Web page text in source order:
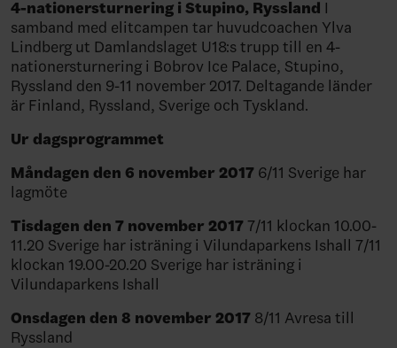
4-nationersturnering i Stupino, Ryssland I
samband med elitcampen tar huvudcoachen Ylva
Lindberg ut Damlandslaget U18:s trupp till en 4-
nationersturnering i Bobrov Ice Palace, Stupino,
Ryssland den 9-11 november 2017. Deltagande länder
är Finland, Ryssland, Sverige och Tyskland.
Ur dagsprogrammet
Måndagen den 6 november 2017 6/11 Sverige har
lagmöte
Tisdagen den 7 november 2017 7/11 klockan 10.00-
11.20 Sverige har isträning i Vilundaparkens Ishall 7/11
klockan 19.00-20.20 Sverige har isträning i
Vilundaparkens Ishall
Onsdagen den 8 november 2017 8/11 Avresa till
Ryssland